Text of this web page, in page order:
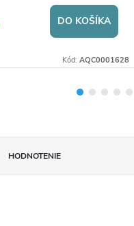
HODNOTENIE
DO KOŠÍKA
Kód: AQC0001628